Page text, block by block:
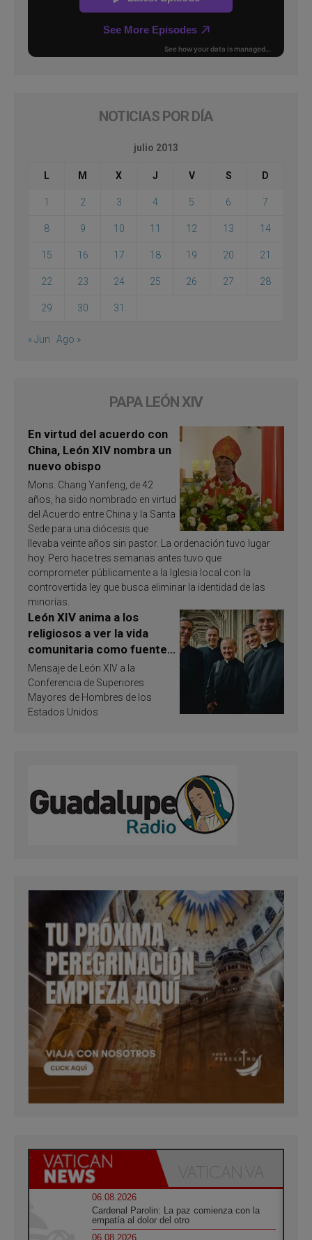
NOTICIAS POR DÍA
julio 2013
L M X J V S D
1 2 3 4 5 6 7
8 9 10 11 12 13 14
15 16 17 18 19 20 21
22 23 24 25 26 27 28
29 30 31
« Jun Ago »
PAPA LEÓN XIV
En virtud del acuerdo con
China, León XIV nombra un
nuevo obispo
Mons. Chang Yanfeng, de 42
años, ha sido nombrado en virtud
del Acuerdo entre China y la Santa
Sede para una diócesis que
llevaba veinte años sin pastor. La ordenación tuvo lugar
hoy. Pero hace tres semanas antes tuvo que
comprometer públicamente a la Iglesia local con la
controvertida ley que busca eliminar la identidad de las
minorías.
León XIV anima a los
religiosos a ver la vida
comunitaria como fuente
de inspiración y
santificación
Mensaje de León XIV a la
Conferencia de Superiores
Mayores de Hombres de los
Estados Unidos
06.08.2026
Cardenal Parolin: La paz comienza con la
empatía al dolor del otro
06.08.2026